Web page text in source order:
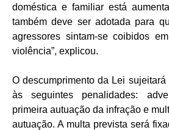
doméstica e familiar está
também deve ser adotada para
agressores sintam-se coibidos
violência”, explicou.
O descumprimento da Lei
às seguintes penalidades:
primeira autuação da infração e
autuação. A multa prevista será